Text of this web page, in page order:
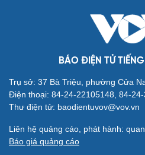
BÁO ĐIỆN TỬ
Trụ sở: 37 Bà Triệu, phường Cửa
Điện thoại: 84-24-22105148, 84-
Thư điện tử: baodientuvov@vov.vn
Liên hệ quảng cáo, phát hành:
Báo giá quảng cáo